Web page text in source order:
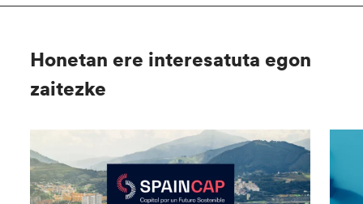
Honetan ere interesatuta egon
zaitezke